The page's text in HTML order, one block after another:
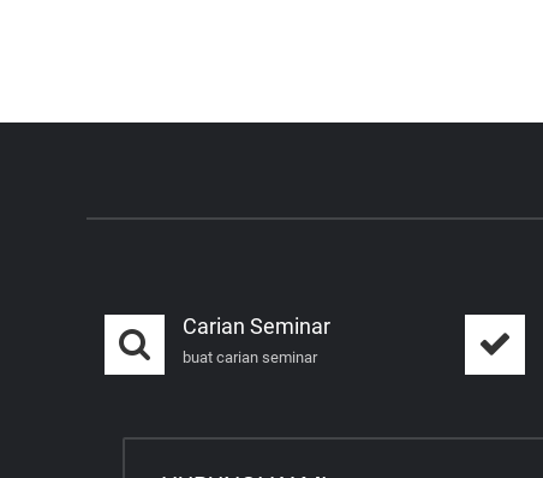
Carian Seminar
buat carian seminar